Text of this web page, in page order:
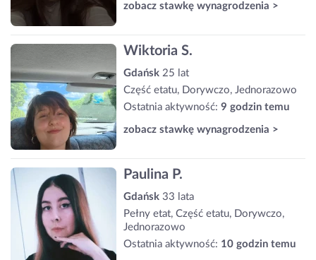
zobacz stawkę wynagrodzenia >
Wiktoria S.
Gdańsk 25 lat
Część etatu, Dorywczo, Jednorazowo
Ostatnia aktywność: 9 godzin temu
zobacz stawkę wynagrodzenia >
Paulina P.
Gdańsk 33 lata
Pełny etat, Część etatu, Dorywczo,
Jednorazowo
Ostatnia aktywność: 10 godzin temu